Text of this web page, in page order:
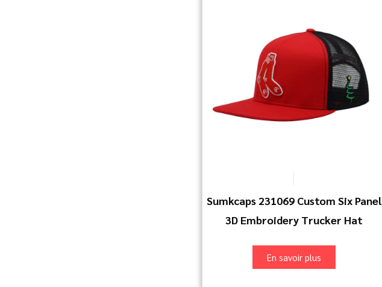
Sumkcaps 231069 Custom Six Panel
3D Embroidery Trucker Hat
En savoir plus